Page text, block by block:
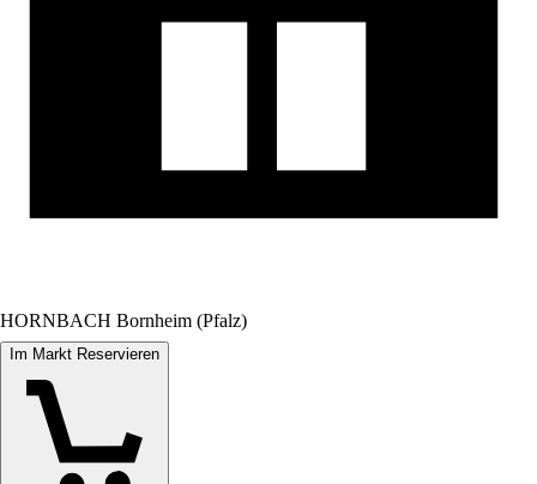
HORNBACH Bornheim (Pfalz)
Im Markt Reservieren